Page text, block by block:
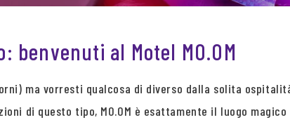
benvenuti al Motel MO.OM
ma vorresti qualcosa di diverso dalla solita
di questo tipo, MO.OM è esattamente il luogo